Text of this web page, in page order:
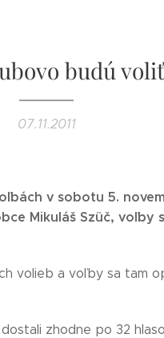
budú
07.11.2011
v sobotu 5.
Mikuláš Szüč,
volieb a voľby sa tam
zhodne po 32